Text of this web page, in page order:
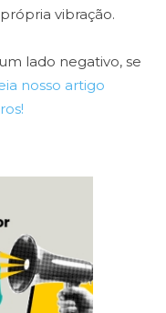
vibração.
lado negativo, se
nosso artigo